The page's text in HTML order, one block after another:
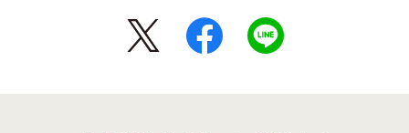
FaceBook